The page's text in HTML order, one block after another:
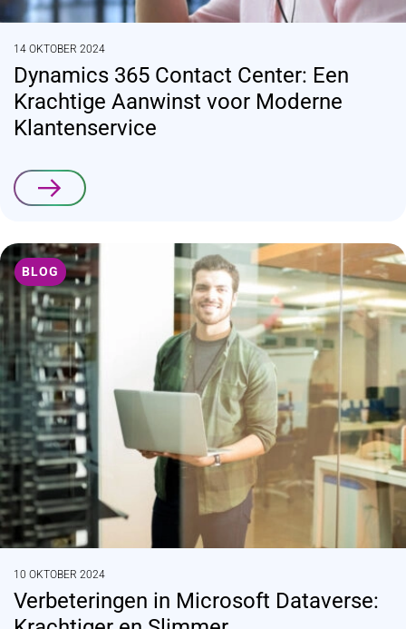
14 OKTOBER 2024
Dynamics 365 Contact Center: Een
Krachtige Aanwinst voor Moderne
Klantenservice
Lees verder
BLOG
10 OKTOBER 2024
Verbeteringen in Microsoft Dataverse: